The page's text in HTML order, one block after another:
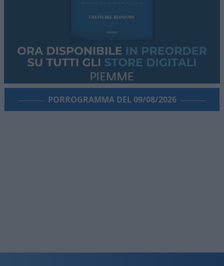
PORROGRAMMA DEL 09/08/2026